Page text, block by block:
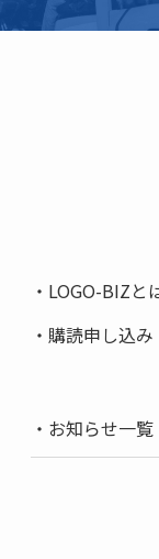
LOGO-BIZと
購読申し込み
お知らせ一覧